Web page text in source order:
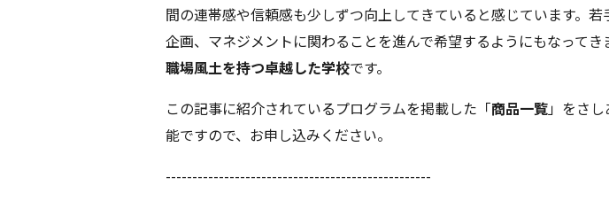
間の連帯感や信頼感も少しずつ向上してきていると感じています。若
企画、マネジメントに関わることを進んで希望するようにもなってき
職場風土を持つ卓越した学校です。
この記事に紹介されているプログラムを掲載した「商品一覧」をさし
能ですので、お申し込みください。
--------------------------------------------------